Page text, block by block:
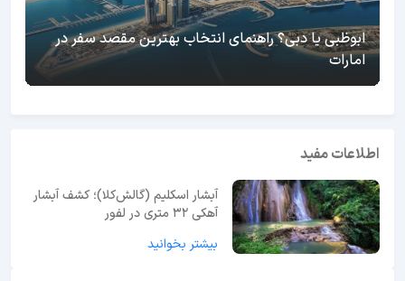
ابوظبی یا دبی؟ راهنمای انتخاب بهترین مقصد سفر در
امارات
اطلاعات مفید
آبشار اسکلیم (گالش‌کلا)؛ کشف آبشار
آهکی ۳۲ متری در لفور
بیشتر بخوانید